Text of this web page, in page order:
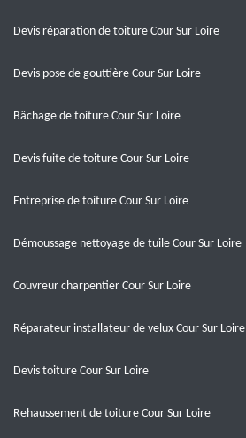
Devis réparation de toiture Cour Sur Loire
Devis pose de gouttière Cour Sur Loire
Bâchage de toiture Cour Sur Loire
Devis fuite de toiture Cour Sur Loire
Entreprise de toiture Cour Sur Loire
Démoussage nettoyage de tuile Cour Sur Loire
Couvreur charpentier Cour Sur Loire
Réparateur installateur de velux Cour Sur Loire
Devis toiture Cour Sur Loire
Rehaussement de toiture Cour Sur Loire